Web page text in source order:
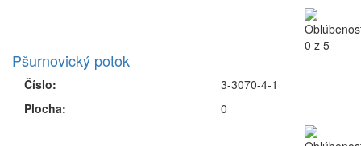
Pšurnovický potok
Číslo:
Plocha:
3-3070-4-1
0